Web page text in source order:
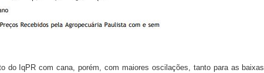
do IqPR com cana, porém, com maiores oscilações, tanto para as baixas